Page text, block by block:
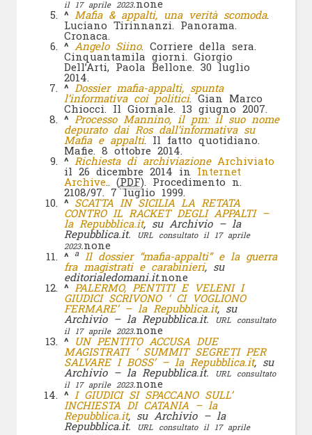
il 17 aprile 2023.none
^ Mafia & appalti, una verità scomoda.
Luciano Tirinnanzi. Panorama.
Cronaca.
^ Angelo Siino. Corriere della sera.
Cinquantamila giorni. Giorgio
Dell’Arti, Paola Bellone. 30 luglio
2014.
^ Dossier mafia-appalti, spunta
l’informativa coi politici. Gian Marco
Chiocci. Il Giornale. 13 giugno 2007.
^ Processo Mannino, il pm: il suo nome
depurato dai Ros dall’informativa su
Mafia e appalti. Il fatto quotidiano.
Mafie. 8 ottobre 2014.
^ Richiesta di archiviazione Archiviato
il 26 dicembre 2014 in Internet
Archive.. (PDF). Procedimento n.
2108/97. 7 luglio 1999.
^ SCATTA IN SICILIA LA RETATA
CONTRO IL RACKET DEGLI APPALTI –
la Repubblica.it, su Archivio – la
Repubblica.it.
URL consultato il 17 aprile
2023.none
^
a Il dossier “mafia-appalti” e la guerra
fra magistrati e carabinieri, su
editorialedomani.it.none
^ PALERMO, PENTITI E VELENI I
GIUDICI SCRIVONO ‘ CI VOGLIONO
FERMARE’ – la Repubblica.it, su
Archivio – la Repubblica.it.
URL consultato
il 17 aprile 2023.none
^ UN PENTITO ACCUSA DUE
MAGISTRATI ‘ SUMMIT SEGRETI PER
SALVARE I BOSS’ – la Repubblica.it, su
Archivio – la Repubblica.it.
URL consultato
il 17 aprile 2023.none
^ I GIUDICI SI SPACCANO SULL’
INCHIESTA DI CATANIA – la
Repubblica.it, su Archivio – la
Repubblica.it.
URL consultato il 17 aprile